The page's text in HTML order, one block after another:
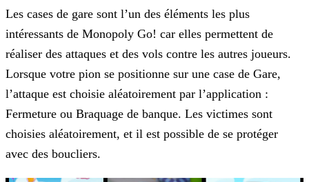
Les cases de gare sont l’un des éléments les plus
intéressants de Monopoly Go! car elles permettent de
réaliser des attaques et des vols contre les autres joueurs.
Lorsque votre pion se positionne sur une case de Gare,
l’attaque est choisie aléatoirement par l’application :
Fermeture ou Braquage de banque. Les victimes sont
choisies aléatoirement, et il est possible de se protéger
avec des boucliers.